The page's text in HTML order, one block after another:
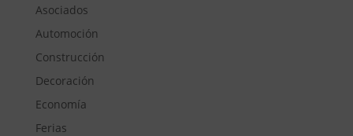
Asociados
Automoción
Construcción
Decoración
Economía
Ferias